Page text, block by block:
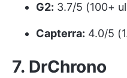
G2: 3.7/5 (100+
Capterra: 4.0/5
7. DrChrono